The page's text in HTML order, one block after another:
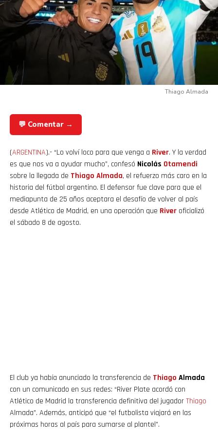
Thiago Almada
💬 Comentar →
(ARGENTINA).- “Lo volví loco para que venga a River. Y la verdad
es que nos va a ayudar mucho”, confesó Nicolás Otamendi
sobre la llegada de Thiago Almada, el refuerzo más caro en la
historia del fútbol argentino. El defensor fue clave para que el
mediapunta de 25 años aceptara el desafío de volver al país
desde Atlético de Madrid, en una operación que River oficializó
el sábado 8 de agosto.
El club ya había anunciado la transferencia de Thiago Almada
con un comunicado en sus redes: “River Plate acordó con
Atlético de Madrid la transferencia definitiva del jugadorThiago
Almada”. Además, anticipó que “el futbolista viajará en las
próximas horas al país para sumarse al plantel”.